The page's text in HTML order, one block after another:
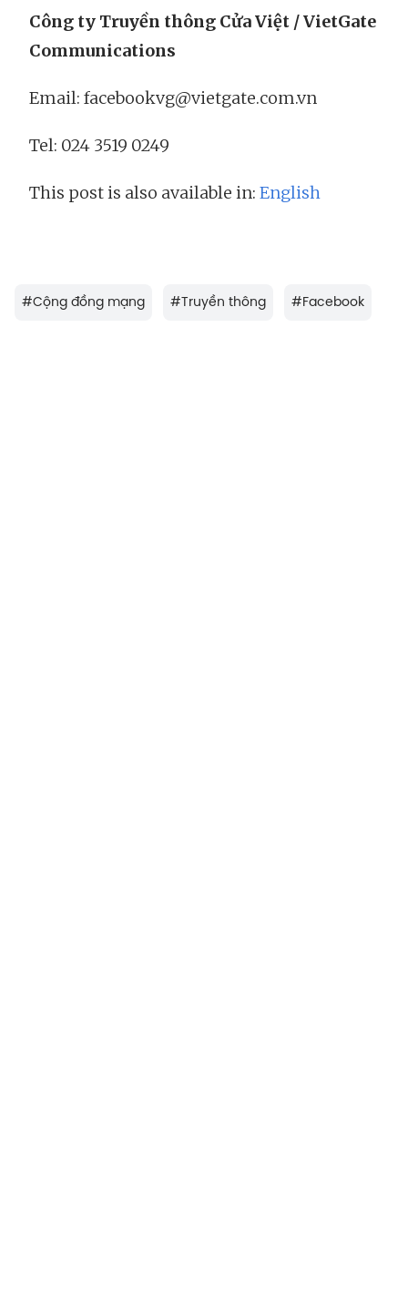
Công ty Truyền thông Cửa Việt / VietGate
Communications
Email: facebookvg@vietgate.com.vn
Tel: 024 3519 0249
This post is also available in: English
#Cộng đồng mạng #Truyền thông #Facebook